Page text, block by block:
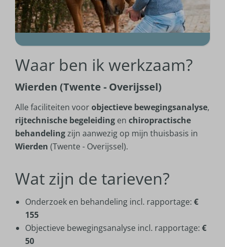
Waar ben ik werkzaam?
Wierden (Twente - Overijssel)
Alle faciliteiten voorobjectieve bewegingsanalyse,
rijtechnische begeleiding enchiropractische
behandelingzijn aanwezig op mijn thuisbasis in
Wierden(Twente - Overijssel).
Wat zijn de tarieven?
Onderzoek en behandeling incl. rapportage:€
155
Objectieve bewegingsanalyse incl. rapportage:€
50